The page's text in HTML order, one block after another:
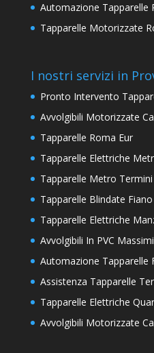
Automazione Tapparelle
Tapparelle Motorizzate
I nostri servizi in
Pronto Intervento
Avvolgibili Motorizzate
Tapparelle Roma Eur
Tapparelle Elettriche
Tapparelle Metro Termini
Tapparelle Blindate
Tapparelle Elettriche
Avvolgibili In PVC
Automazione Tapparelle
Assistenza Tapparelle
Tapparelle Elettriche
Avvolgibili Motorizzate